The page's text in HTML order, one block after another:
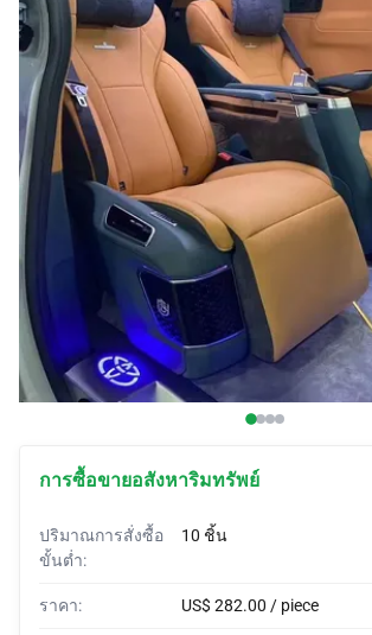
การแพร่เชื้อ
สปอยเลอร์
ผ้าคลุมรถ
รถบีบี
แตรสั่งทำพิเศษ
ผ้าห่อรถ
การซื้อขายอสังหาริมทรัพย์
ปริมาณการสั่งซื้อ
ขั้นต่ำ:
10 ชิ้น
ราคา: US$ 282.00 / piece